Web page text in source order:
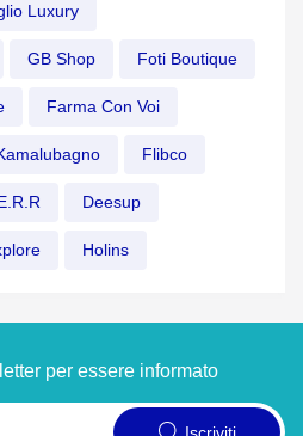
Luxury
GB Shop Foti Boutique
Farma Con Voi
Flibco
Deesup
Holins
per essere informato